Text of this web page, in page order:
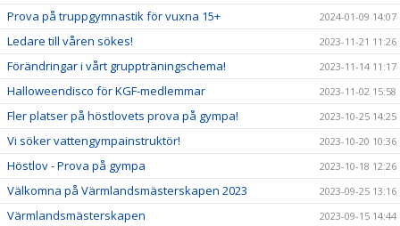
Prova på truppgymnastik för vuxna 15+ 2024-01-09 14:07
Ledare till våren sökes! 2023-11-21 11:26
Förändringar i vårt gruppträningschema! 2023-11-14 11:17
Halloweendisco för KGF-medlemmar 2023-11-02 15:58
Fler platser på höstlovets prova på gympa! 2023-10-25 14:25
Vi söker vattengympainstruktör! 2023-10-20 10:36
Höstlov - Prova på gympa 2023-10-18 12:26
Välkomna på Värmlandsmästerskapen 2023 2023-09-25 13:16
Värmlandsmästerskapen 2023-09-15 14:44